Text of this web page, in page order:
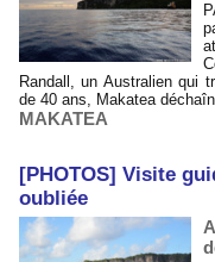
Randall, un Australien qui
de 40 ans, Makatea
MAKATEA
[PHOTOS] Visite
oubliée